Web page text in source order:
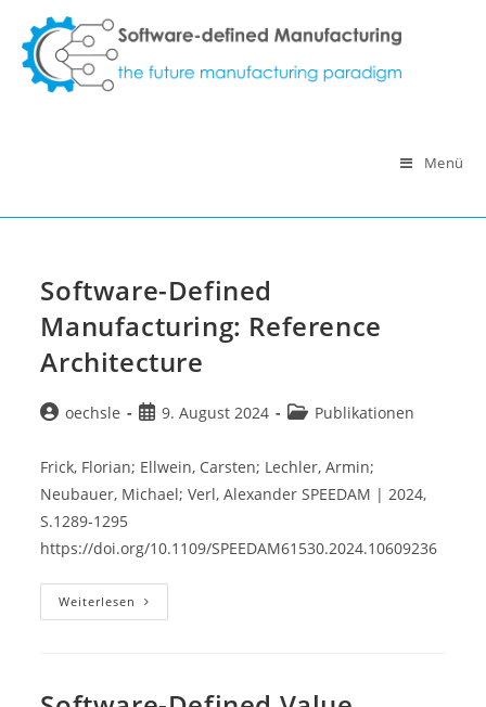
Inhalt
springen
Menü
Software-Defined
Manufacturing: Reference
Architecture
Beitrags-
oechsle
Beitrag
9. August 2024
Beitrags-
Publikationen
Frick, Florian; Ellwein, Carsten; Lechler, Armin;
Neubauer, Michael; Verl, Alexander SPEEDAM | 2024,
S.1289-1295
https://doi.org/10.1109/SPEEDAM61530.2024.10609236
Weiterlesen Software-
Defined